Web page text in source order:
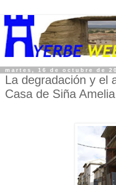
martes, 16 de octubre de
La degradación y el
Casa de Siña Amelia